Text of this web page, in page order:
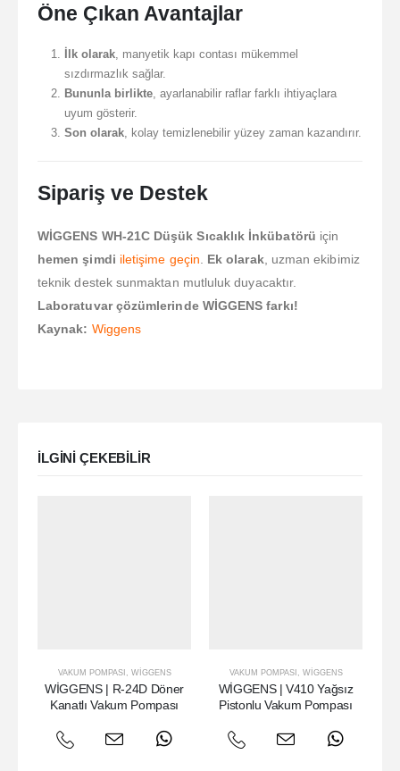
Öne Çıkan Avantajlar
İlk olarak, manyetik kapı contası mükemmel
sızdırmazlık sağlar.
Bununla birlikte, ayarlanabilir raflar farklı ihtiyaçlara
uyum gösterir.
Son olarak, kolay temizlenebilir yüzey zaman kazandırır.
Sipariş ve Destek
WİGGENS WH-21C Düşük Sıcaklık İnkübatörü için
hemen şimdi iletişime geçin Ek olarak, uzman ekibimiz
teknik destek sunmaktan mutluluk duyacaktır.
Laboratuvar çözümlerinde WİGGENS farkı!
Kaynak: Wiggens
ILGINI ÇEKEBILIR
VAKUM POMPASI , WIGGENS
WİGGENS | R-24D Döner
Kanatlı Vakum Pompası
VAKUM POMPASI , WIGGENS
WİGGENS | V410 Yağsız
Pistonlu Vakum Pompası